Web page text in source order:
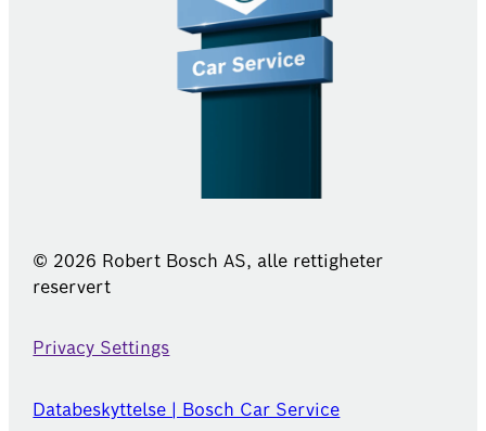
© 2026 Robert Bosch AS, alle rettigheter
reservert
Privacy Settings
Databeskyttelse | Bosch Car Service